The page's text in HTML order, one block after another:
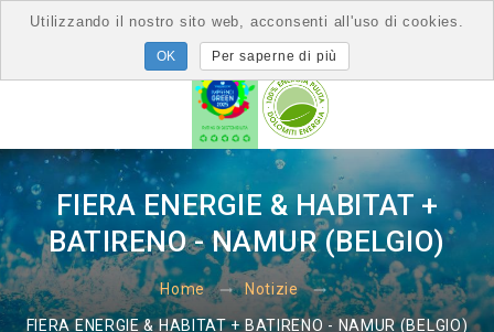
FIERA ENERGIE & HABITAT +
BATIRENO - NAMUR (BELGIO)
Home Notizie
FIERA ENERGIE & HABITAT + BATIRENO - NAMUR (BELGIO)
Utilizzando il nostro sito web, acconsenti all'uso di cookies.
Per saperne di più